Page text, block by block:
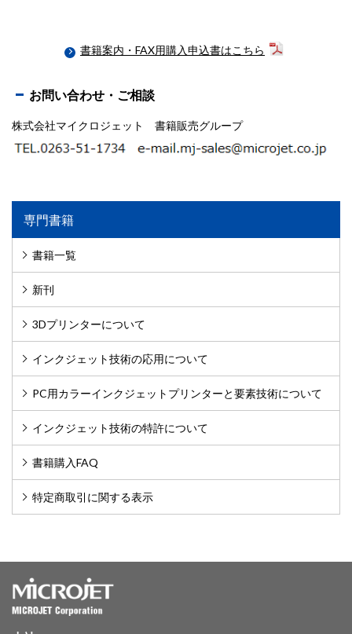
書籍案内・FAX用購入申込書はこちら
お問い合わせ・ご相談
株式会社マイクロジェット 書籍販売グループ
専門書籍
書籍一覧
新刊
3Dプリンターについて
インクジェット技術の応用について
PC用カラーインクジェットプリンターと要素技術について
インクジェット技術の特許について
書籍購入FAQ
特定商取引に関する表示